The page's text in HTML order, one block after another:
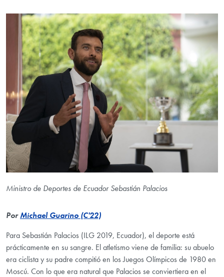
Ministro de Deportes de Ecuador Sebastián Palacios
PorMichael Guarino (C'22)
Para Sebastián Palacios (ILG 2019, Ecuador), el deporte está
prácticamente en su sangre. El atletismo viene de familia: su abuelo
era ciclista y su padre compitió en los Juegos Olímpicos de 1980 en
Moscú. Con lo que era natural que Palacios se conviertiera en el